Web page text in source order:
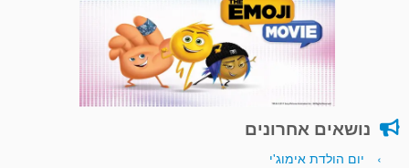
נושאים אחרונים
יום הולדת אימוג'י